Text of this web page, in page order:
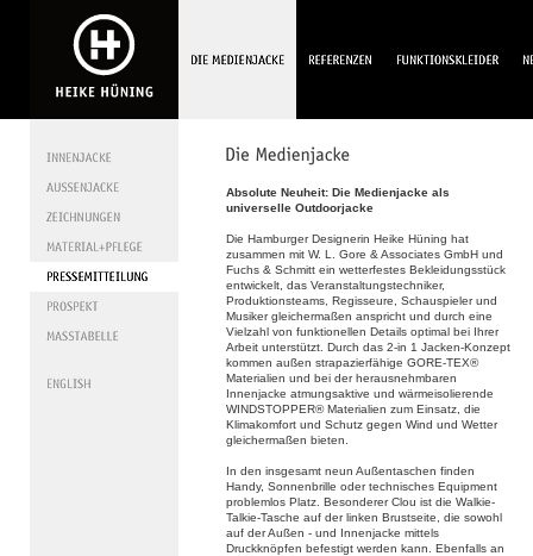
Absolute Neuheit: Die Medienjacke als
universelle Outdoorjacke
Die Hamburger Designerin Heike Hüning hat
zusammen mit W. L. Gore & Associates GmbH und
Fuchs & Schmitt ein wetterfestes Bekleidungsstück
ent­wickelt, das Veranstaltungstechniker,
Produktionsteams, Regisseure, Schauspieler und
Musiker gleichermaßen anspricht und durch eine
Vielzahl von funktionellen Details optimal bei Ihrer
Arbeit unterstützt. Durch das 2-in 1 Jacken-Konzept
kommen außen strapazierfähige GORE-TEX®
Materialien und bei der herausnehmbaren
Innenjacke atmungsaktive und wärmeisolierende
WINDSTOPPER® Materialien zum Einsatz, die
Klimakomfort und Schutz gegen Wind und Wetter
gleichermaßen bieten.
In den insgesamt neun Außentaschen finden
Handy, Sonnenbrille oder technisches Equipment
problemlos Platz. Besonderer Clou ist die Walkie-
Talkie-Tasche auf der linken Brustseite, die sowohl
auf der Außen - und Innenjacke mittels
Druckknöpfen befestigt werden kann. Ebenfalls an